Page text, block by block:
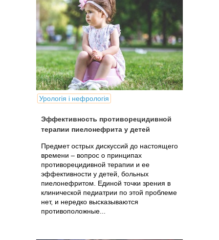
Урологія і нефрологія
Эффективность противорецидивной
терапии пиелонефрита у детей
Предмет острых дискуссий до настоящего
времени – вопрос о принципах
противорецидивной терапии и ее
эффективности у детей, больных
пиелонефритом. Единой точки зрения в
клинической педиатрии по этой проблеме
нет, и нередко высказываются
противоположные...